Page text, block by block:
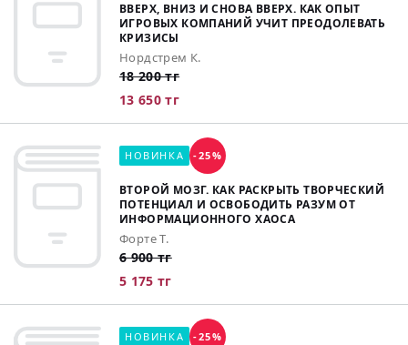
ВВЕРХ, ВНИЗ И СНОВА ВВЕРХ. КАК ОПЫТ
ИГРОВЫХ КОМПАНИЙ УЧИТ ПРЕОДОЛЕВАТЬ
КРИЗИСЫ
Нордстрем К.
18 200 тг
13 650 тг
НОВИНКА -25%
ВТОРОЙ МОЗГ. КАК РАСКРЫТЬ ТВОРЧЕСКИЙ
ПОТЕНЦИАЛ И ОСВОБОДИТЬ РАЗУМ ОТ
ИНФОРМАЦИОННОГО ХАОСА
Форте Т.
6 900 тг
5 175 тг
НОВИНКА -25%